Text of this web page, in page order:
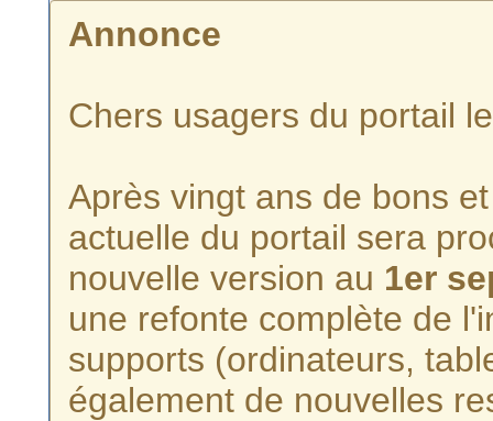
Annonce
Chers usagers du portail
Après vingt ans de bons
actuelle du portail sera
nouvelle version au 1er
une refonte complète de
supports (ordinateurs,
également de nouvelles